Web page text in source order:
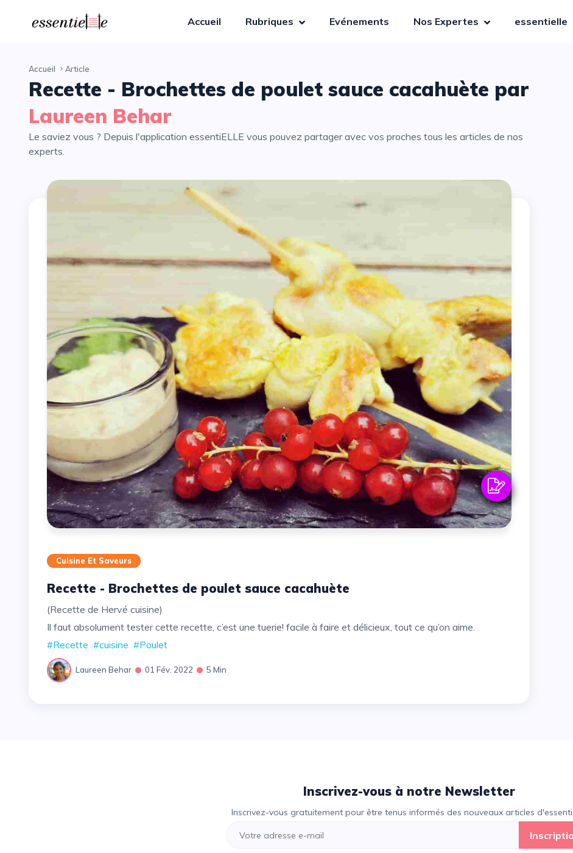
Accueil Rubriques Evénements Nos Expertes essentielle
Accueil Article
Recette - Brochettes de poulet sauce cacahuète par
Laureen Behar
Le saviez vous ? Depuis l'application essentiELLE vous pouvez partager avec vos proches tous les articles de nos
experts.
Cuisine Et Saveurs
Recette - Brochettes de poulet sauce cacahuète
(recette de Hervé cuisine)
Il faut absolument tester cette recette, c’est une tuerie! facile à faire et délicieux, tout ce qu’on aime.
#Recette #cuisine #Poulet
Laureen Behar 01 Fév. 2022 5 Min
Inscrivez-vous à notre Newsletter
Inscrivez-vous gratuitement pour être tenus informés des nouveaux articles